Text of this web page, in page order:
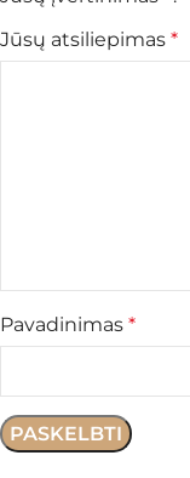
Jūsų atsiliepimas *
Pavadinimas *